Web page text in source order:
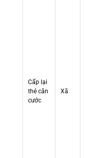
Cấp lại
thẻ căn
cước
Xã